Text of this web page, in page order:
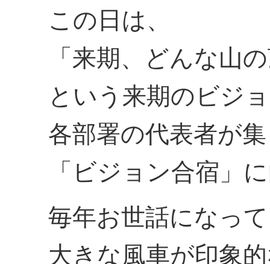
この日は、
「来期、どんな山
という来期のビジ
各部署の代表者が
「ビジョン合宿」
毎年お世話になっ
大きな風車が印象